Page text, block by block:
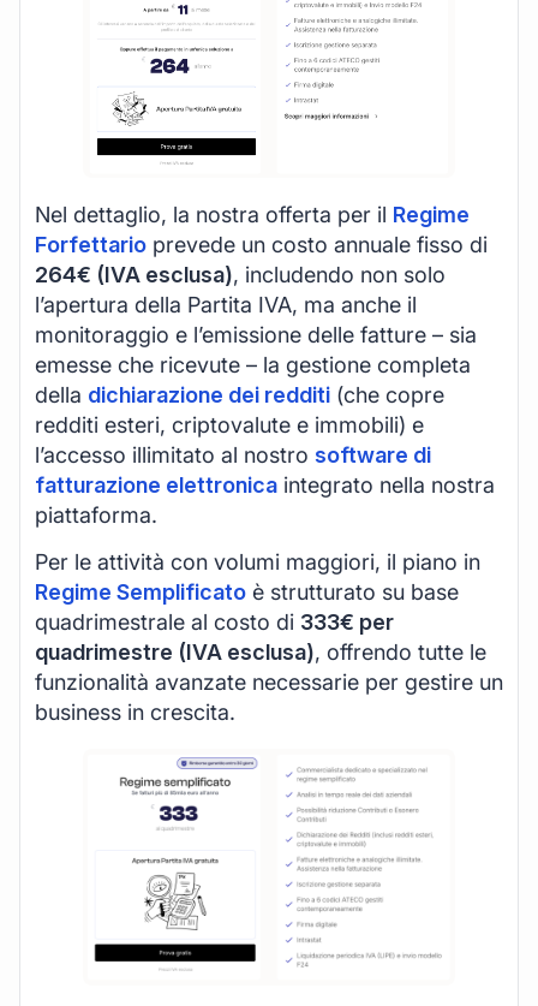
Nel dettaglio, la nostra offerta per il Regime
Forfettario prevede un costo annuale fisso di
264€ (IVA esclusa), includendo non solo
l’apertura della Partita IVA, ma anche il
monitoraggio e l’emissione delle fatture – sia
emesse che ricevute – la gestione completa
della dichiarazione dei redditi (che copre
redditi esteri, criptovalute e immobili) e
l’accesso illimitato al nostro software di
fatturazione elettronica integrato nella nostra
piattaforma.
Per le attività con volumi maggiori, il piano in
Regime Semplificato è strutturato su base
quadrimestrale al costo di 333€ per
quadrimestre (IVA esclusa), offrendo tutte le
funzionalità avanzate necessarie per gestire un
business in crescita.